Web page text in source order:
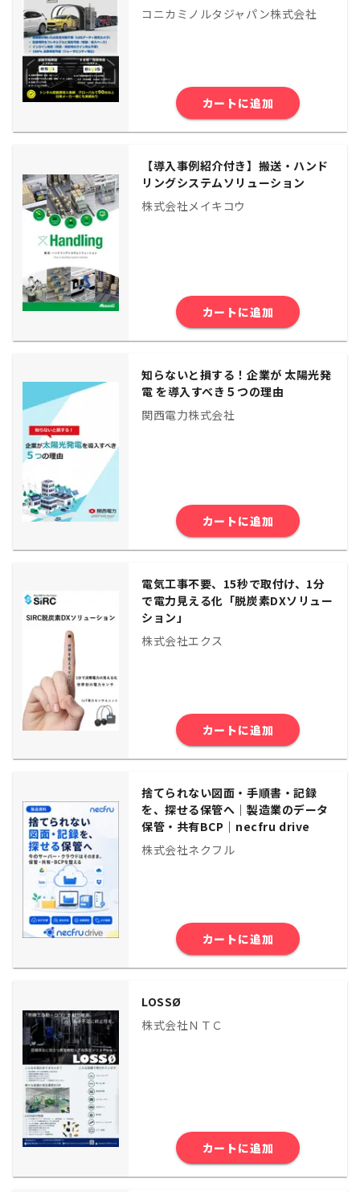
コニカミノルタジャパン株式会社
カートに追加
【導入事例紹介付き】搬送・ハンド
リングシステムソリューション
株式会社メイキコウ
カートに追加
知らないと損する！企業が 太陽光発
電 を導入すべき５つの理由
関西電力株式会社
カートに追加
電気工事不要、15秒で取付け、1分
で電力見える化「脱炭素DXソリュー
ション」
株式会社エクス
カートに追加
捨てられない図面・手順書・記録
を、探せる保管へ｜製造業のデータ
保管・共有BCP｜necfru drive
株式会社ネクフル
カートに追加
LOSSØ
株式会社ＮＴＣ
カートに追加